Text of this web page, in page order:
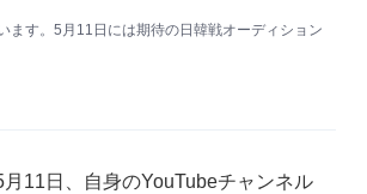
す。5月11日には期待の日韓戦オーディション
11日、自身のYouTubeチャンネル